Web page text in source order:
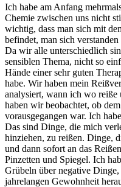
Ich habe am Anfang
Chemie zwischen uns nicht
wichtig, dass man sich mit
befindet, man sich
Da wir alle unterschiedlich
sensiblen Thema, nicht so
Hände einer sehr guten
habe. Wir haben mein
analysiert, wann ich wo reiße
haben wir beobachtet, ob
vorausgegangen war. Ich
Das sind Dinge, die mich
hinziehen, zu reißen. Dinge,
und dann sofort an das
Pinzetten und Spiegel. Ich
Grübeln über negative
jahrelangen Gewohnheit